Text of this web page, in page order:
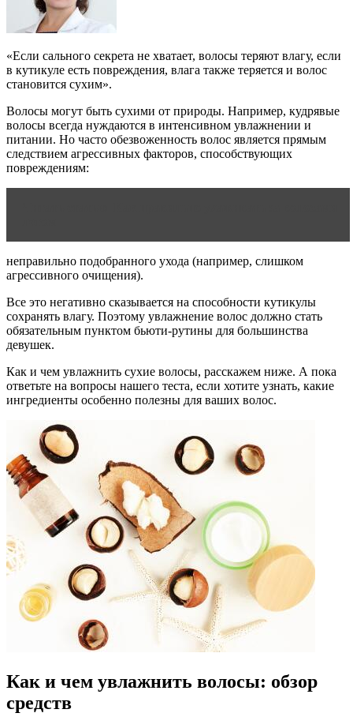
«Если сального секрета не хватает, волосы теряют влагу, если
в кутикуле есть повреждения, влага также теряется и волос
становится сухим».
Волосы могут быть сухими от природы. Например, кудрявые
волосы всегда нуждаются в интенсивном увлажнении и
питании. Но часто обезвоженность волос является прямым
следствием агрессивных факторов, способствующих
повреждениям:
неправильно подобранного ухода (например, слишком
агрессивного очищения).
Все это негативно сказывается на способности кутикулы
сохранять влагу. Поэтому увлажнение волос должно стать
обязательным пунктом бьюти-рутины для большинства
девушек.
Как и чем увлажнить сухие волосы, расскажем ниже. А пока
ответьте на вопросы нашего теста, если хотите узнать, какие
ингредиенты особенно полезны для ваших волос.
Как и чем увлажнить волосы: обзор
средств